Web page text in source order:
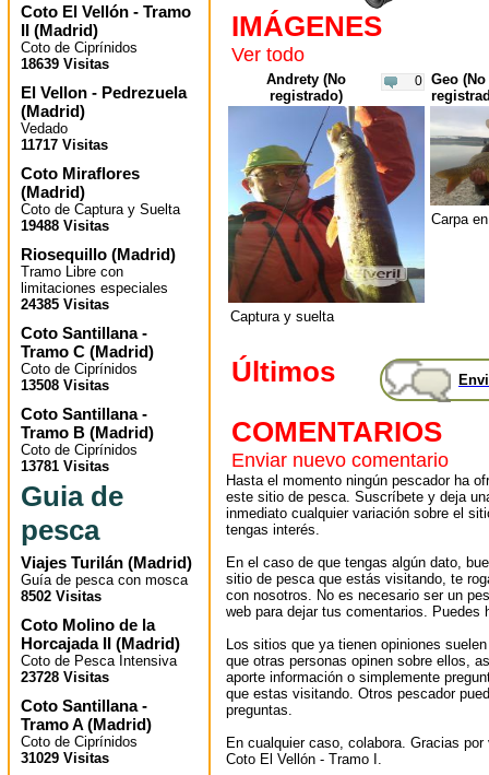
Coto El Vellón - Tramo
II (Madrid)
Coto de Ciprínidos
18639 Visitas
El Vellon - Pedrezuela
(Madrid)
Vedado
11717 Visitas
Coto Miraflores
(Madrid)
Coto de Captura y Suelta
19488 Visitas
Riosequillo (Madrid)
Tramo Libre con
limitaciones especiales
24385 Visitas
Coto Santillana -
Tramo C (Madrid)
Coto de Ciprínidos
13508 Visitas
Coto Santillana -
Tramo B (Madrid)
Coto de Ciprínidos
13781 Visitas
Guia de
pesca
Viajes Turilán (Madrid)
Guía de pesca con mosca
8502 Visitas
Coto Molino de la
Horcajada II (Madrid)
Coto de Pesca Intensiva
23728 Visitas
Coto Santillana -
Tramo A (Madrid)
Coto de Ciprínidos
31029 Visitas
IMÁGENES
Ver todo
0
Andrety (No
registrado)
Captura y suelta
Geo (No
Carpa
Últimos
COMENTARIOS
Enviar nuevo comentario
Hasta el momento ningún pescador ha
este sitio de pesca. Suscríbete y deja
inmediato cualquier variación sobre el
tengas interés.
En el caso de que tengas algún dato,
sitio de pesca que estás visitando, te
con nosotros. No es necesario ser un
web para dejar tus comentarios. Puedes
Los sitios que ya tienen opiniones
que otras personas opinen sobre ellos,
aporte información o simplemente
que estas visitando. Otros pescador
preguntas.
En cualquier caso, colabora. Gracias
Coto El Vellón - Tramo I.